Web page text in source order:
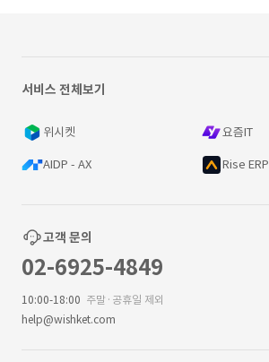
서비스 전체보기
위시켓 요즘IT
AIDP - AX Rise ERP
고객 문의
02-6925-4849
10:00-18:00 주말·공휴일 제외
help@wishket.com